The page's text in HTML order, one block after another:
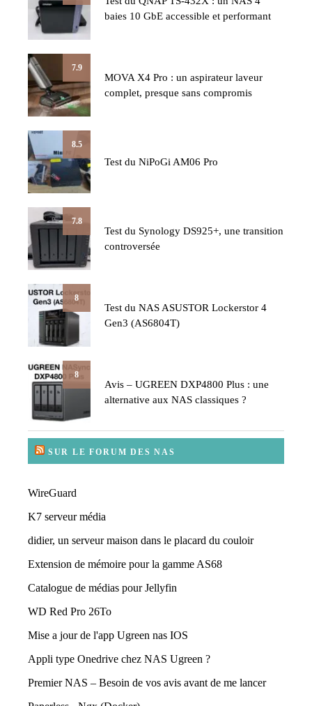
baies 10 GbE accessible et performant
7.9
MOVA X4 Pro : un aspirateur laveur
complet, presque sans compromis
8.5
Test du NiPoGi AM06 Pro
7.8
Test du Synology DS925+, une transition
controversée
8
Test du NAS ASUSTOR Lockerstor 4
Gen3 (AS6804T)
8
Avis – UGREEN DXP4800 Plus : une
alternative aux NAS classiques ?
SUR LE FORUM DES NAS
WireGuard
K7 serveur média
didier, un serveur maison dans le placard du couloir
Extension de mémoire pour la gamme AS68
Catalogue de médias pour Jellyfin
WD Red Pro 26To
Mise a jour de l'app Ugreen nas IOS
Appli type Onedrive chez NAS Ugreen ?
Premier NAS – Besoin de vos avis avant de me lancer